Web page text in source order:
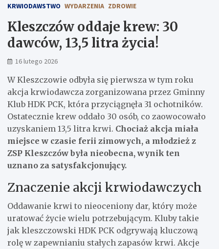
KRWIODAWSTWO WYDARZENIA ZDROWIE
Kleszczów oddaje krew: 30
dawców, 13,5 litra życia!
16 lutego 2026
W Kleszczowie odbyła się pierwsza w tym roku
akcja krwiodawcza zorganizowana przez Gminny
Klub HDK PCK, która przyciągnęła 31 ochotników.
Ostatecznie krew oddało 30 osób, co zaowocowało
uzyskaniem 13,5 litra krwi. Chociaż akcja miała
miejsce w czasie ferii zimowych, a młodzież z
ZSP Kleszczów była nieobecna, wynik ten
uznano za satysfakcjonujący.
Znaczenie akcji krwiodawczych
Oddawanie krwi to nieoceniony dar, który może
uratować życie wielu potrzebującym. Kluby takie
jak kleszczowski HDK PCK odgrywają kluczową
rolę w zapewnianiu stałych zapasów krwi. Akcje